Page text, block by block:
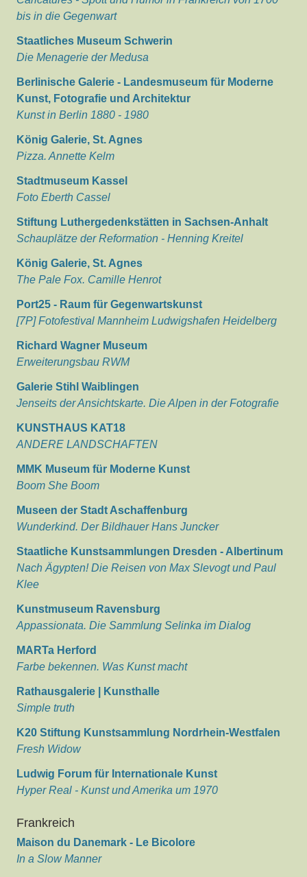
bis in die Gegenwart
Staatliches Museum Schwerin
Die Menagerie der Medusa
Berlinische Galerie - Landesmuseum für Moderne
Kunst, Fotografie und Architektur
Kunst in Berlin 1880 - 1980
König Galerie, St. Agnes
Pizza. Annette Kelm
Stadtmuseum Kassel
Foto Eberth Cassel
Stiftung Luthergedenkstätten in Sachsen-Anhalt
Schauplätze der Reformation - Henning Kreitel
König Galerie, St. Agnes
The Pale Fox. Camille Henrot
Port25 - Raum für Gegenwartskunst
[7P] Fotofestival Mannheim Ludwigshafen Heidelberg
Richard Wagner Museum
Erweiterungsbau RWM
Galerie Stihl Waiblingen
Jenseits der Ansichtskarte. Die Alpen in der Fotografie
KUNSTHAUS KAT18
ANDERE LANDSCHAFTEN
MMK Museum für Moderne Kunst
Boom She Boom
Museen der Stadt Aschaffenburg
Wunderkind. Der Bildhauer Hans Juncker
Staatliche Kunstsammlungen Dresden - Albertinum
Nach Ägypten! Die Reisen von Max Slevogt und Paul
Klee
Kunstmuseum Ravensburg
Appassionata. Die Sammlung Selinka im Dialog
MARTa Herford
Farbe bekennen. Was Kunst macht
Rathausgalerie | Kunsthalle
Simple truth
K20 Stiftung Kunstsammlung Nordrhein-Westfalen
Fresh Widow
Ludwig Forum für Internationale Kunst
Hyper Real - Kunst und Amerika um 1970
Frankreich
Maison du Danemark - Le Bicolore
In a Slow Manner